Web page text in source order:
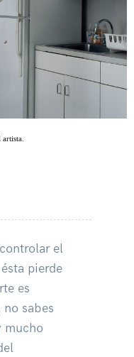
artista.
el
pierde
es
sabes
mucho